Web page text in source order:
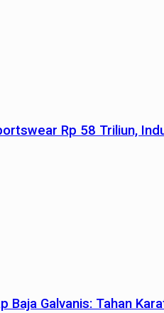
Rp 58 Triliun,
Baja Galvanis: Tahan